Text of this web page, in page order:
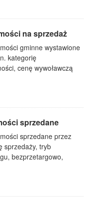
na sprzedaż
gminne wystawione
kategorię
cenę wywoławczą
sprzedane
sprzedane przez
sprzedaży, tryb
bezprzetargowo,